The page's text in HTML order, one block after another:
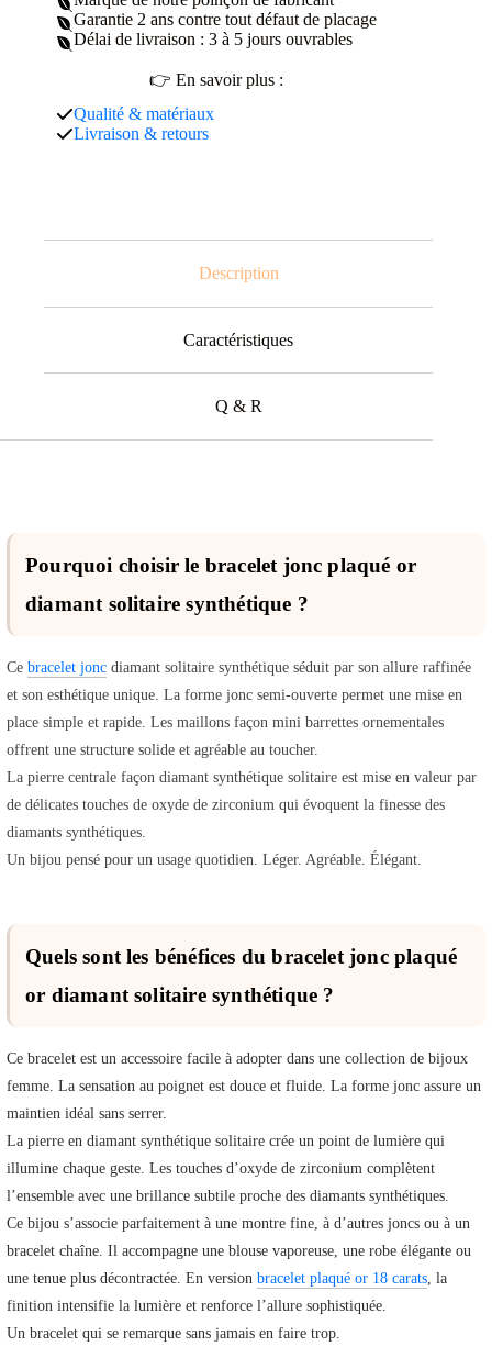
Garantie 2 ans contre tout défaut de placage
Délai de livraison : 3 à 5 jours ouvrables
👉 En savoir plus :
Qualité & matériaux
Livraison & retours
Description
Caractéristiques
Q & R
Pourquoi choisir le bracelet jonc plaqué or
diamant solitaire synthétique ?
Ce bracelet jonc diamant solitaire synthétique séduit par son allure raffinée
et son esthétique unique. La forme jonc semi-ouverte permet une mise en
place simple et rapide. Les maillons façon mini barrettes ornementales
offrent une structure solide et agréable au toucher.
La pierre centrale façon diamant synthétique solitaire est mise en valeur par
de délicates touches de oxyde de zirconium qui évoquent la finesse des
diamants synthétiques.
Un bijou pensé pour un usage quotidien. Léger. Agréable. Élégant.
Quels sont les bénéfices du bracelet jonc plaqué
or diamant solitaire synthétique ?
Ce bracelet est un accessoire facile à adopter dans une collection de bijoux
femme. La sensation au poignet est douce et fluide. La forme jonc assure un
maintien idéal sans serrer.
La pierre en diamant synthétique solitaire crée un point de lumière qui
illumine chaque geste. Les touches d’oxyde de zirconium complètent
l’ensemble avec une brillance subtile proche des diamants synthétiques.
Ce bijou s’associe parfaitement à une montre fine, à d’autres joncs ou à un
bracelet chaîne. Il accompagne une blouse vaporeuse, une robe élégante ou
une tenue plus décontractée. En version bracelet plaqué or 18 carats , la
finition intensifie la lumière et renforce l’allure sophistiquée.
Un bracelet qui se remarque sans jamais en faire trop.